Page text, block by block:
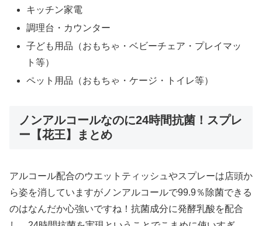
キッチン家電
調理台・カウンター
子ども用品（おもちゃ・ベビーチェア・プレイマッ
ト等）
ペット用品（おもちゃ・ケージ・トイレ等）
ノンアルコールなのに24時間抗菌！スプレ
ー【花王】まとめ
アルコール配合のウエットティッシュやスプレーは店頭か
ら姿を消していますがノンアルコールで99.9％除菌できる
のはなんだか心強いですね！抗菌成分に発酵乳酸を配合